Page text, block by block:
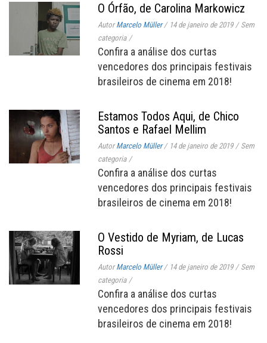
O Órfão, de Carolina Markowicz
AutorMarcelo Müller / 14 de janeiro de 2019 / Sem
categoria /
Confira a análise dos curtas
vencedores dos principais festivais
brasileiros de cinema em 2018!
Estamos Todos Aqui, de Chico
Santos e Rafael Mellim
AutorMarcelo Müller / 14 de janeiro de 2019 / Sem
categoria /
Confira a análise dos curtas
vencedores dos principais festivais
brasileiros de cinema em 2018!
O Vestido de Myriam, de Lucas
Rossi
AutorMarcelo Müller / 14 de janeiro de 2019 / Sem
categoria /
Confira a análise dos curtas
vencedores dos principais festivais
brasileiros de cinema em 2018!